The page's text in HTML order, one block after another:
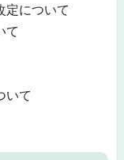
について
て
いて